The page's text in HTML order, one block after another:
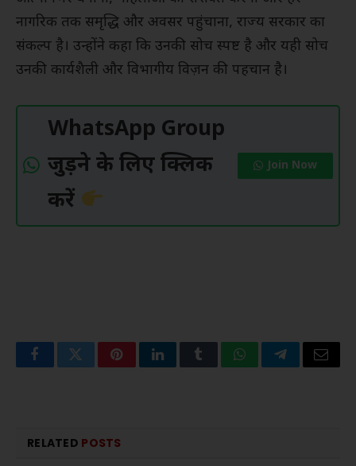
नागरिक तक समृद्धि और अवसर पहुंचाना, राज्य सरकार का
संकल्प है। उन्होंने कहा कि उनकी सोच स्पष्ट है और यही सोच
उनकी कार्यशैली और विभागीय विज़न की पहचान है।
WhatsApp Group
जुड़ने के लिए क्लिक
करें
Join Now
FacebookTwitterPinterestLinkedInTumblrWhatsAppTelegramEmail
RELATED POSTS